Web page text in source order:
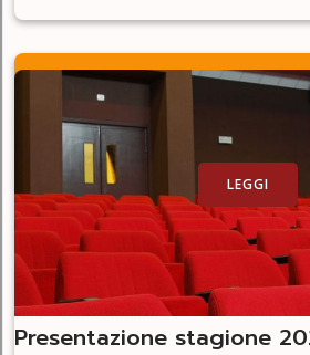
LEGGI
Presentazione stagione